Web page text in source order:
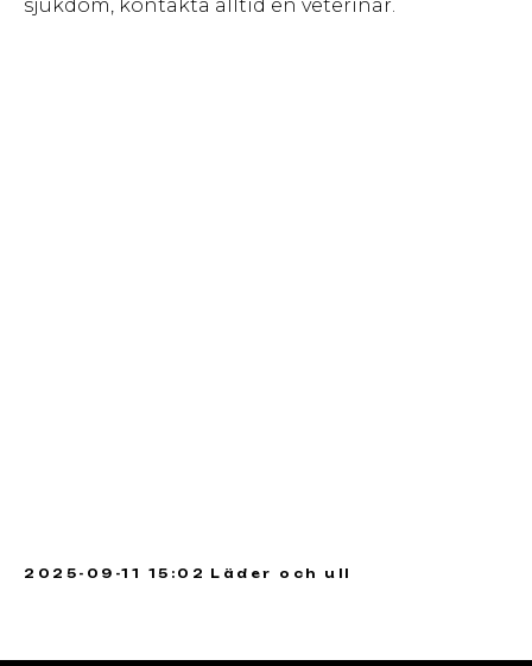
sjukdom, kontakta alltid en veterinär.
2025-09-11 15:02 Läder och ull